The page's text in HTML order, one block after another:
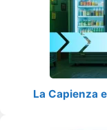
La Capienza